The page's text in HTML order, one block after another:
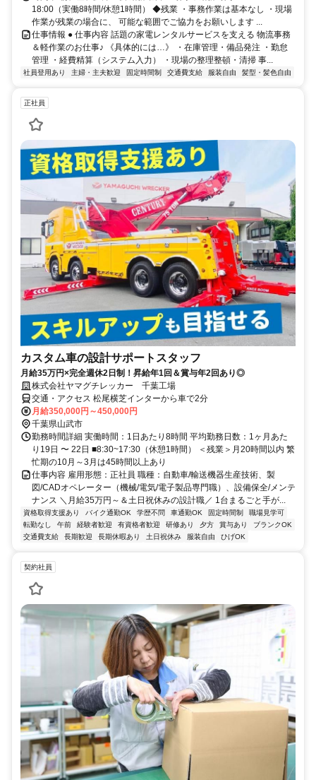
18:00（実働8時間/休憩1時間） ◆残業 ・事務作業は基本なし ・現場
作業が残業の場合に、 可能な範囲でご協力をお願いします ...
仕事情報 ● 仕事内容 話題の家電レンタルサービスを支える 物流事務
＆軽作業のお仕事♪ 《具体的には…》 ・在庫管理・備品発注 ・勤怠
管理 ・経費精算（システム入力） ・現場の整理整頓・清掃 事...
社員登用あり 主婦・主夫歓迎 固定時間制 交通費支給 服装自由 髪型・髪色自由
正社員
カスタム車の設計サポートスタッフ
月給35万円×完全週休2日制！昇給年1回＆賞与年2回あり◎
株式会社ヤマグチレッカー 千葉工場
交通・アクセス 松尾横芝インターから車で2分
月給350,000円～450,000円
千葉県山武市
勤務時間詳細 実働時間：1日あたり8時間 平均勤務日数：1ヶ月あた
り19日 〜 22日 ■8:30~17:30（休憩1時間） ＜残業＞月20時間以内 繁
忙期の10月～3月は45時間以上あり
仕事内容 雇用形態：正社員 職種：自動車/輸送機器生産技術、製
図/CADオペレーター（機械/電気/電子製品専門職）、設備保全/メンテ
ナンス ＼月給35万円～＆土日祝休みの設計職／ 1台まるごと手が...
資格取得支援あり バイク通勤OK 学歴不問 車通勤OK 固定時間制
職場見学可
転勤なし
午前 経験者歓迎 有資格者歓迎 研修あり 夕方 賞与あり
ブランクOK
交通費支給
長期歓迎 長期休暇あり 土日祝休み 服装自由 ひげOK
契約社員